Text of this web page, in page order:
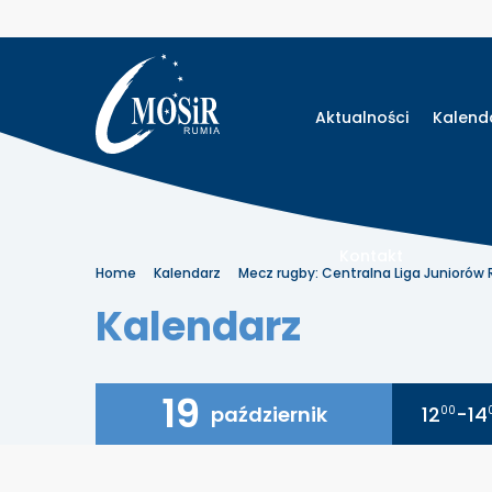
Aktualności
Home Kalendarz Mecz rugby: Centralna Liga Juniorów
Kalendarz
19 październik 1200 -14